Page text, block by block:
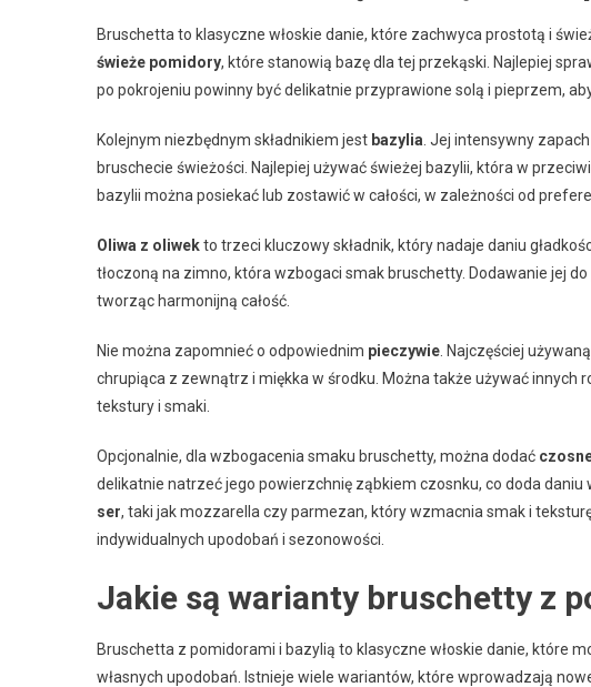
Bruschetta to klasyczne włoskie danie, które zachwyca prostotą i
świeże pomidory, które stanowią bazę dla tej przekąski. Najlepiej
po pokrojeniu powinny być delikatnie przyprawione solą i pieprzem,
Kolejnym niezbędnym składnikiem jest bazylia . Jej intensywny
bruschecie świeżości. Najlepiej używać świeżej bazylii, która w
bazylii można posiekać lub zostawić w całości, w zależności od
Oliwa z oliwekto trzeci kluczowy składnik, który nadaje daniu
tłoczoną na zimno, która wzbogaci smak bruschetty. Dodawanie jej
tworząc harmonijną całość.
Nie można zapomnieć o odpowiednim pieczywie . Najczęściej
chrupiąca z zewnątrz i miękka w środku. Można także używać innych
tekstury i smaki.
Opcjonalnie, dla wzbogacenia smaku bruschetty, można dodać
delikatnie natrzeć jego powierzchnię ząbkiem czosnku, co doda
ser, taki jak mozzarella czy parmezan, który wzmacnia smak i
indywidualnych upodobań i sezonowości.
Jakie są warianty bruschetty z
Bruschetta z pomidorami i bazylią to klasyczne włoskie danie, które
własnych upodobań. Istnieje wiele wariantów, które wprowadzają